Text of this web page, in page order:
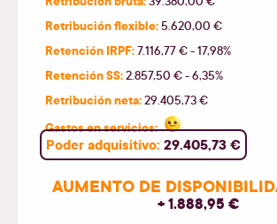
Retribución flexible:5.620,00 €
Retención IRPF:7.116,77 € - 17,98%
Retención SS:2.857,50 € - 6,35%
Retribución neta:29.405,73 €
Gastos en servicios:
Poder adquisitivo: 29.405,73 €
AUMENTO DE
+ 1.888,95 €